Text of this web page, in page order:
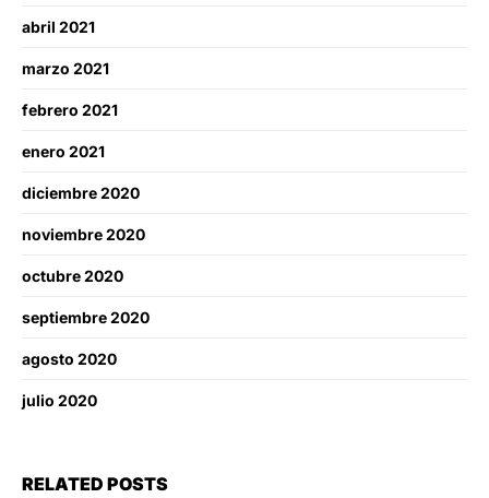
abril 2021
marzo 2021
febrero 2021
enero 2021
diciembre 2020
noviembre 2020
octubre 2020
septiembre 2020
agosto 2020
julio 2020
RELATED POSTS